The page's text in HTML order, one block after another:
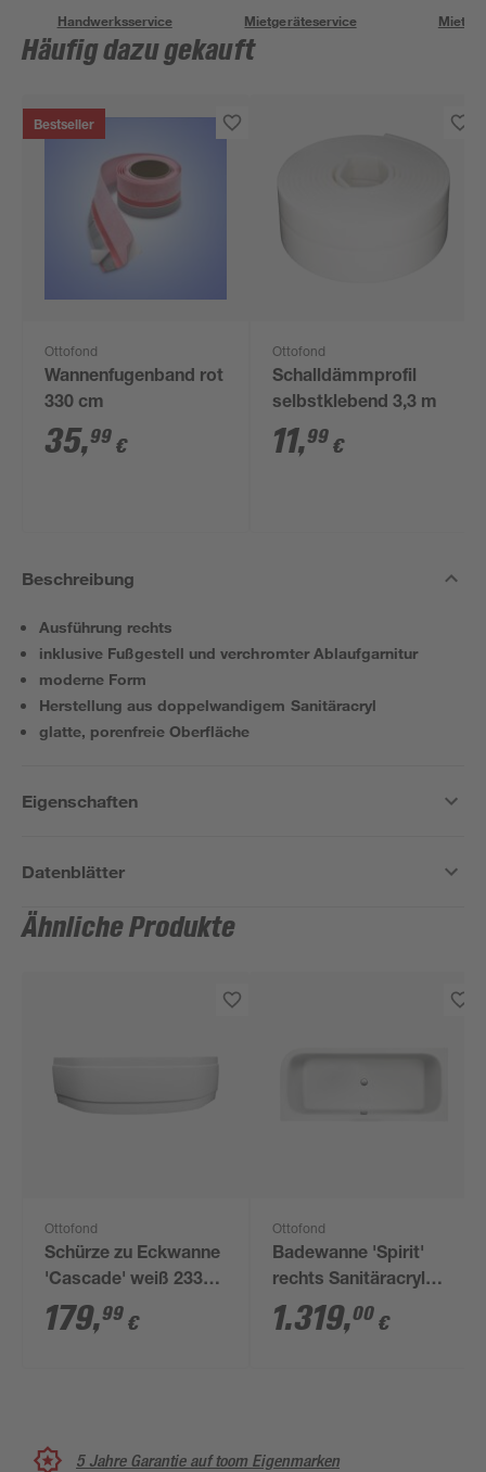
Handwerksservice Mietgeräteservice
Häufig dazu gekauft
Bestseller
Ottofond
Wannenfugenband rot
330 cm
35,99 €
Ottofond
Schalldämmprofil
selbstklebend 3,3 m
11,99 €
Beschreibung
Ausführung rechts
inklusive Fußgestell und verchromter Ablaufgarnitur
moderne Form
Herstellung aus doppelwandigem Sanitäracryl
glatte, porenfreie Oberfläche
Eigenschaften
Datenblätter
Ähnliche Produkte
Ottofond
Schürze zu Eckwanne
'Cascade' weiß 2330
mm
179,99 €
Ottofond
Badewanne 'Spirit'
rechts Sanitäracryl
weiß 1800 x 800 mm
1.319,00 €
5 Jahre Garantie auf toom Eigenmarken